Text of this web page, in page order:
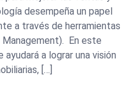
desempeña un papel
a través de herramientas
En este
a lograr una visión
[…]